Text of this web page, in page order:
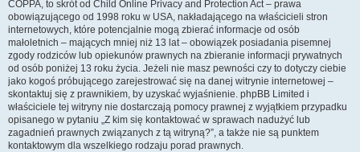
COPPA, to skrót od Child Online Privacy and Protection Act – prawa
obowiązującego od 1998 roku w USA, nakładającego na właścicieli stron
internetowych, które potencjalnie mogą zbierać informacje od osób
małoletnich – mających mniej niż 13 lat – obowiązek posiadania pisemnej
zgody rodziców lub opiekunów prawnych na zbieranie informacji prywatnych
od osób poniżej 13 roku życia. Jeżeli nie masz pewności czy to dotyczy ciebie
jako kogoś próbującego zarejestrować się na danej witrynie internetowej –
skontaktuj się z prawnikiem, by uzyskać wyjaśnienie. phpBB Limited i
właściciele tej witryny nie dostarczają pomocy prawnej z wyjątkiem przypadku
opisanego w pytaniu „Z kim się kontaktować w sprawach nadużyć lub
zagadnień prawnych związanych z tą witryną?”, a także nie są punktem
kontaktowym dla wszelkiego rodzaju porad prawnych.